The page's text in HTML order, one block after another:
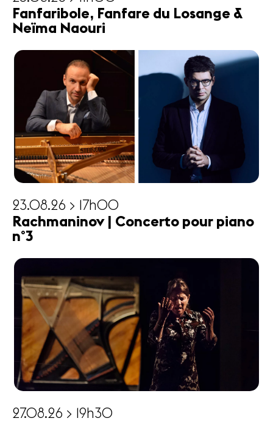
Fanfaribole, Fanfare du Losange &
Neïma Naouri
23.08.26 > 17h00
Rachmaninov | Concerto pour piano
n°3
27.08.26 > 19h30